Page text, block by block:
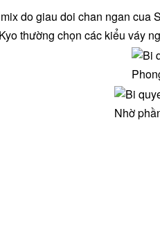
thường chọn các kiểu váy
Nhờ